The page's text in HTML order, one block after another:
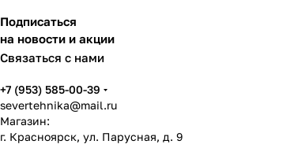
Подписаться
на новости и акции
Связаться с нами
+7 (953) 585-00-39
severtehnika@mail.ru
Магазин:
г. Красноярск, ул. Парусная, д. 9